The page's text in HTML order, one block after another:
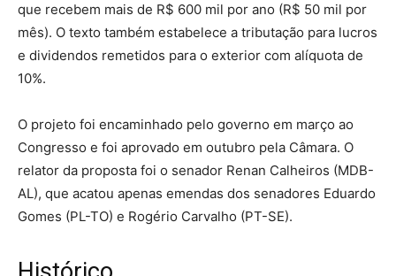
que recebem mais de R$ 600 mil por ano (R$ 50 mil por
mês). O texto também estabelece a tributação para lucros
e dividendos remetidos para o exterior com alíquota de
10%.
O projeto foi encaminhado pelo governo em março ao
Congresso e foi aprovado em outubro pela Câmara. O
relator da proposta foi o senador Renan Calheiros (MDB-
AL), que acatou apenas emendas dos senadores Eduardo
Gomes (PL-TO) e Rogério Carvalho (PT-SE).